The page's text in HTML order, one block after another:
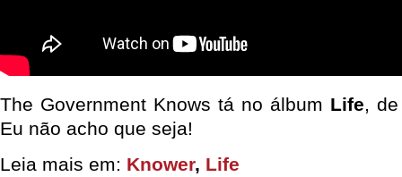
The Government Knows tá no álbum Life,
Eu não acho que seja!
Leia mais em: Knower, Life